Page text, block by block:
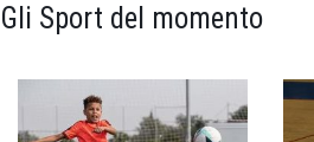
Gli Sport del momento